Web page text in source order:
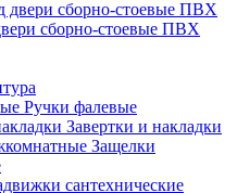
сборно-стоевые ПВХ
Ручки фалевые
Завертки и накладки
Защелки